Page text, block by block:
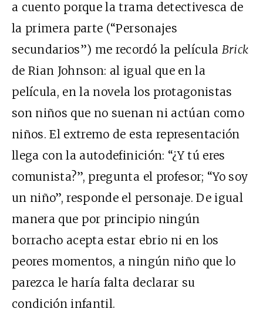
a cuento porque la trama detectivesca de
la primera parte (“Personajes
secundarios”) me recordó la película Brick
de Rian Johnson: al igual que en la
película, en la novela los protagonistas
son niños que no suenan ni actúan como
niños. El extremo de esta representación
llega con la autodefinición: “¿Y tú eres
comunista?”, pregunta el profesor; “Yo soy
un niño”, responde el personaje. De igual
manera que por principio ningún
borracho acepta estar ebrio ni en los
peores momentos, a ningún niño que lo
parezca le haría falta declarar su
condición infantil.